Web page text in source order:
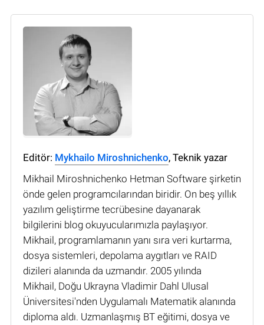
Editör: Mykhailo Miroshnichenko, Teknik yazar
Mikhail Miroshnichenko Hetman Software şirketin
önde gelen programcılarından biridir. On beş yıllık
yazılım geliştirme tecrübesine dayanarak
bilgilerini blog okuyucularımızla paylaşıyor.
Mikhail, programlamanın yanı sıra veri kurtarma,
dosya sistemleri, depolama aygıtları ve RAID
dizileri alanında da uzmandır. 2005 yılında
Mikhail, Doğu Ukrayna Vladimir Dahl Ulusal
Üniversitesi'nden Uygulamalı Matematik alanında
diploma aldı. Uzmanlaşmış BT eğitimi, dosya ve